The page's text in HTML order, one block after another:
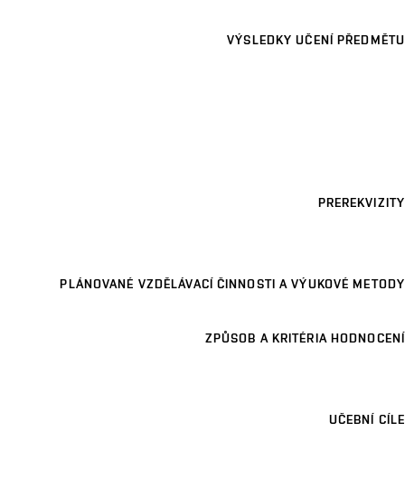
VÝSLEDKY UČENÍ PŘEDMĚTU
PREREKVIZITY
PLÁNOVANÉ VZDĚLÁVACÍ ČINNOSTI A VÝUKOVÉ METODY
ZPŮSOB A KRITÉRIA HODNOCENÍ
UČEBNÍ CÍLE